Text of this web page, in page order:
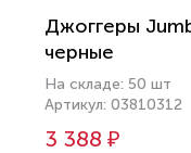
Джоггеры
черные
На складе: 50 шт
Артикул: 03810312
3 388 ₽